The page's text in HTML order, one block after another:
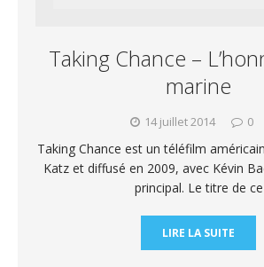
Taking Chance –
marine
14 juillet 2014 0
Taking Chance est un téléfilm
Katz et diffusé en 2009, avec Kévin
principal. Le titre de ce
LIRE LA SUITE